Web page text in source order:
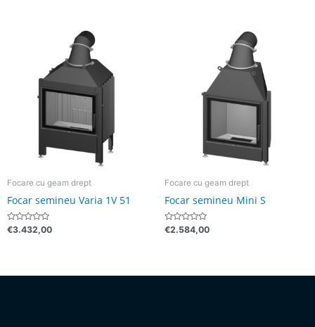
Focare cu geam drept
Focar semineu Varia 1V 51
Evaluat
€3.432,00
Focare cu geam drept
Focar semineu Mini S
Evaluat
€2.584,00